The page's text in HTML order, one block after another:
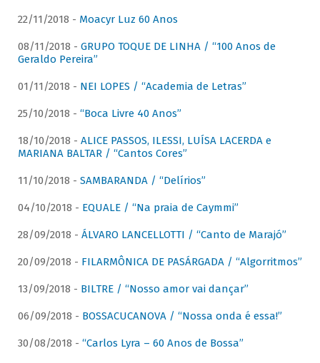
22/11/2018 - Moacyr Luz 60 Anos
08/11/2018 - GRUPO TOQUE DE LINHA / “100 Anos de
Geraldo Pereira”
01/11/2018 - NEI LOPES / “Academia de Letras”
25/10/2018 - “Boca Livre 40 Anos”
18/10/2018 - ALICE PASSOS, ILESSI, LUÍSA LACERDA e
MARIANA BALTAR / “Cantos Cores”
11/10/2018 - SAMBARANDA / “Delírios”
04/10/2018 - EQUALE / “Na praia de Caymmi”
28/09/2018 - ÁLVARO LANCELLOTTI / “Canto de Marajó”
20/09/2018 - FILARMÔNICA DE PASÁRGADA / “Algorritmos”
13/09/2018 - BILTRE / “Nosso amor vai dançar”
06/09/2018 - BOSSACUCANOVA / “Nossa onda é essa!”
30/08/2018 - “Carlos Lyra – 60 Anos de Bossa”